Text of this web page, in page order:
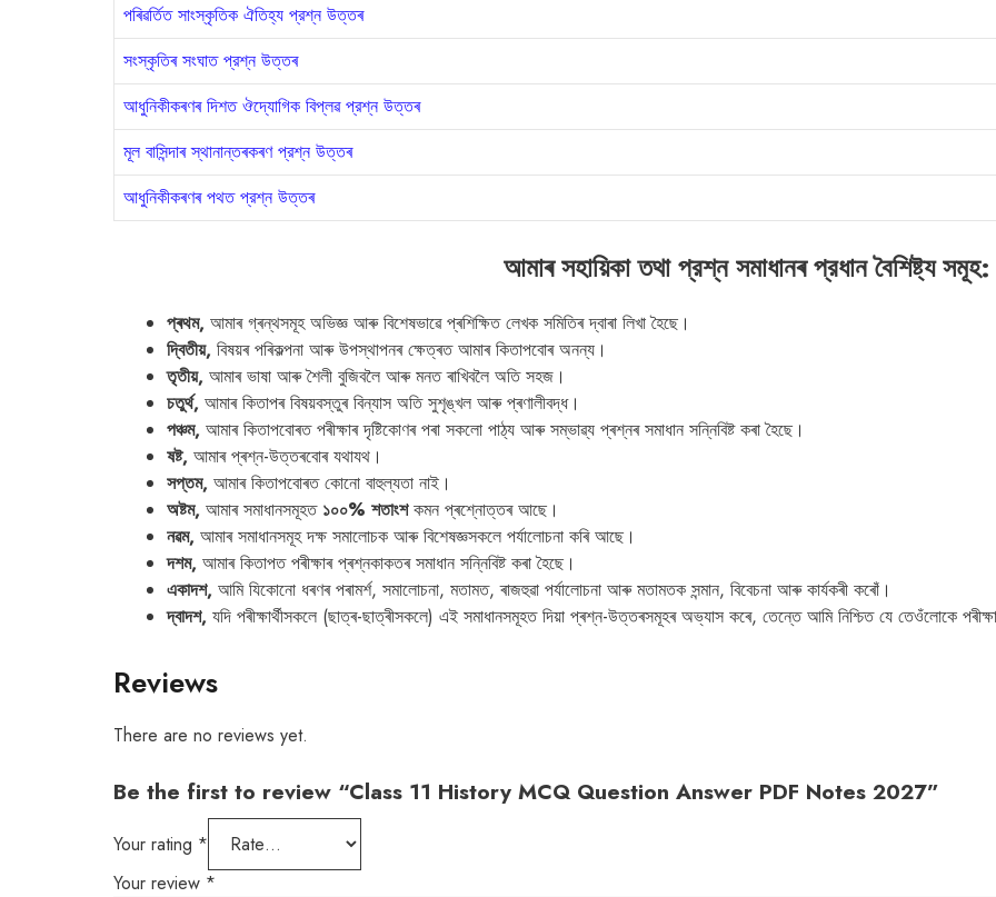
পৰিৱর্তিত সাংস্কৃতিক ঐতিহ্য প্রশ্ন উত্তৰ
সংস্কৃতিৰ সংঘাত প্রশ্ন উত্তৰ
আধুনিকীকৰণৰ দিশত ঔদ্যোগিক বিপ্লৱ প্রশ্ন উত্তৰ
মূল বাসিন্দাৰ স্থানান্তৰকৰণ প্রশ্ন উত্তৰ
আধুনিকীকৰণৰ পথত প্রশ্ন উত্তৰ
আমাৰ সহায়িকা তথা প্রশ্ন সমাধানৰ প্রধান বৈশিষ্ট্য সমূহ:
প্ৰথম, আমাৰ গ্ৰন্থসমূহ অভিজ্ঞ আৰু বিশেষভাৱে প্ৰশিক্ষিত লেখক সমিতিৰ দ্বাৰা লিখা হৈছে।
দ্বিতীয়, বিষয়ৰ পৰিকল্পনা আৰু উপস্থাপনৰ ক্ষেত্ৰত আমাৰ কিতাপবোৰ অনন্য।
তৃতীয়, আমাৰ ভাষা আৰু শৈলী বুজিবলৈ আৰু মনত ৰাখিবলৈ অতি সহজ।
চতুৰ্থ, আমাৰ কিতাপৰ বিষয়বস্তুৰ বিন্যাস অতি সুশৃঙ্খল আৰু প্ৰণালীবদ্ধ।
পঞ্চম, আমাৰ কিতাপবোৰত পৰীক্ষাৰ দৃষ্টিকোণৰ পৰা সকলো পাঠ্য আৰু সম্ভাৱ্য প্ৰশ্নৰ সমাধান সন্নিবিষ্ট কৰা হৈছে।
ষষ্ট, আমাৰ প্ৰশ্ন-উত্তৰবোৰ যথাযথ।
সপ্তম, আমাৰ কিতাপবোৰত কোনো বাহুল্যতা নাই।
অষ্টম, আমাৰ সমাধানসমূহত ১০০% শতাংশকমন প্ৰশ্নোত্তৰ আছে।
নৱম, আমাৰ সমাধানসমূহ দক্ষ সমালোচক আৰু বিশেষজ্ঞসকলে পৰ্যালোচনা কৰি আছে।
দশম, আমাৰ কিতাপত পৰীক্ষাৰ প্ৰশ্নকাকতৰ সমাধান সন্নিবিষ্ট কৰা হৈছে।
একাদশ, আমি যিকোনো ধৰণৰ পৰামৰ্শ, সমালোচনা, মতামত, ৰাজহুৱা পৰ্যালোচনা আৰু মতামতক সন্মান, বিবেচনা আৰু কাৰ্যকৰী কৰোঁ।
দ্বাদশ, যদি পৰীক্ষাৰ্থীসকলে (ছাত্ৰ-ছাত্ৰীসকলে) এই সমাধানসমূহত দিয়া প্ৰশ্ন-উত্তৰসমূহৰ অভ্যাস কৰে, তেন্তে আমি নিশ্চিত যে তেওঁলোকে
Reviews
There are no reviews yet.
Be the first to review “Class 11 History MCQ Question Answer PDF Notes 2027”
Your rating *
Your review *